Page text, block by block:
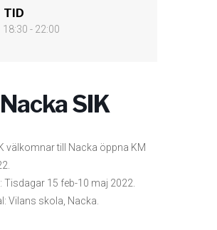
TID
18:30 - 22:00
SIK
välkomnar till Nacka öppna KM
Tisdagar 15 feb-10 maj 2022.
Vilans skola, Nacka.